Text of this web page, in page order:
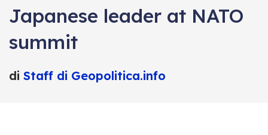
Japanese leader at NATO
summit
di Staff di Geopolitica.info